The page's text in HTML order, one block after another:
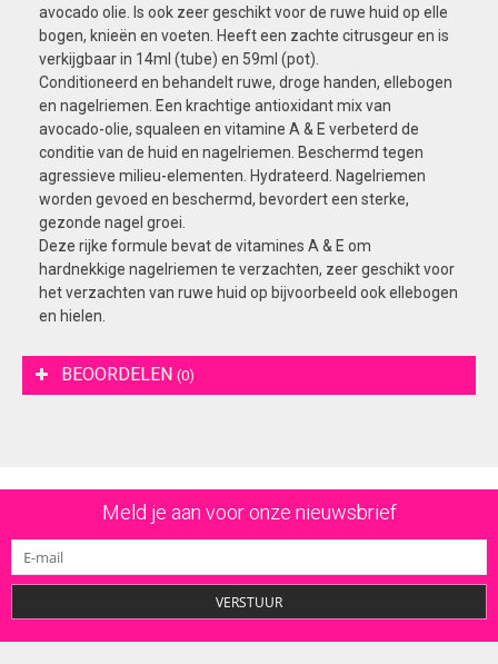
avocado olie. Is ook zeer geschikt voor de ruwe huid op elle
bogen, knieën en voeten. Heeft een zachte citrusgeur en is
verkijgbaar in 14ml (tube) en 59ml (pot).
Conditioneerd en behandelt ruwe, droge handen, ellebogen
en nagelriemen. Een krachtige antioxidant mix van
avocado-olie, squaleen en vitamine A & E verbeterd de
conditie van de huid en nagelriemen. Beschermd tegen
agressieve milieu-elementen. Hydrateerd. Nagelriemen
worden gevoed en beschermd, bevordert een sterke,
gezonde nagel groei.
Deze rijke formule bevat de vitamines A & E om
hardnekkige nagelriemen te verzachten, zeer geschikt voor
het verzachten van ruwe huid op bijvoorbeeld ook ellebogen
en hielen.
BEOORDELEN (0)
Meld je aan voor onze nieuwsbrief
VERSTUUR